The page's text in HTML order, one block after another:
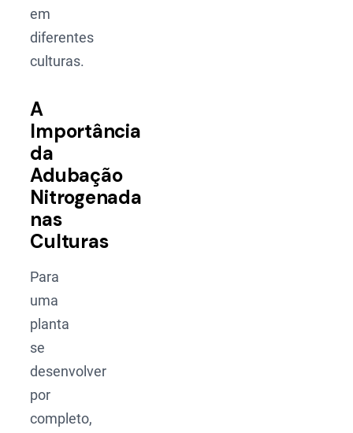
em
diferentes
culturas.
A
Importância
da
Adubação
Nitrogenada
nas
Culturas
Para
uma
planta
se
desenvolver
por
completo,